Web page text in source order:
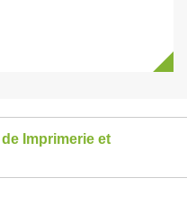
Imprimerie et